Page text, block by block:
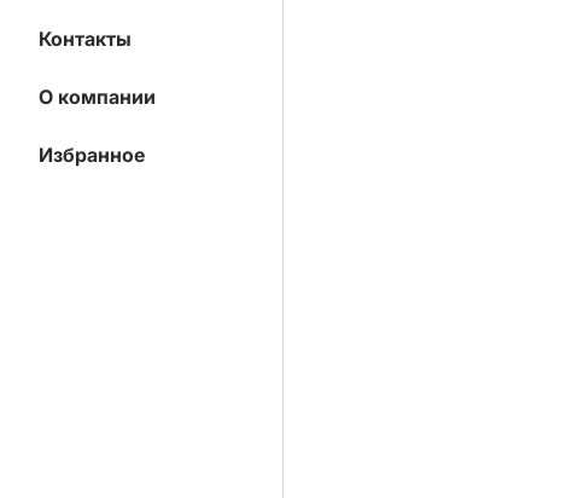
Контакты
О компании
Избранное